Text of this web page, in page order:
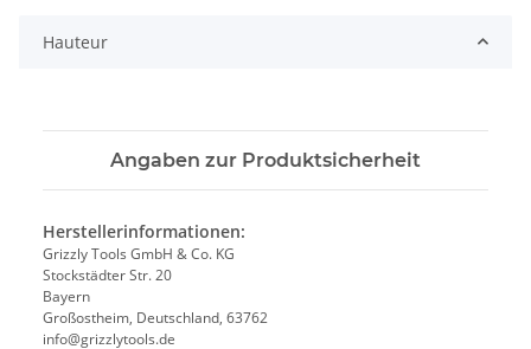
Hauteur
Angaben zur Produktsicherheit
Herstellerinformationen:
Grizzly Tools GmbH & Co. KG
Stockstädter Str. 20
Bayern
Großostheim, Deutschland, 63762
info@grizzlytools.de